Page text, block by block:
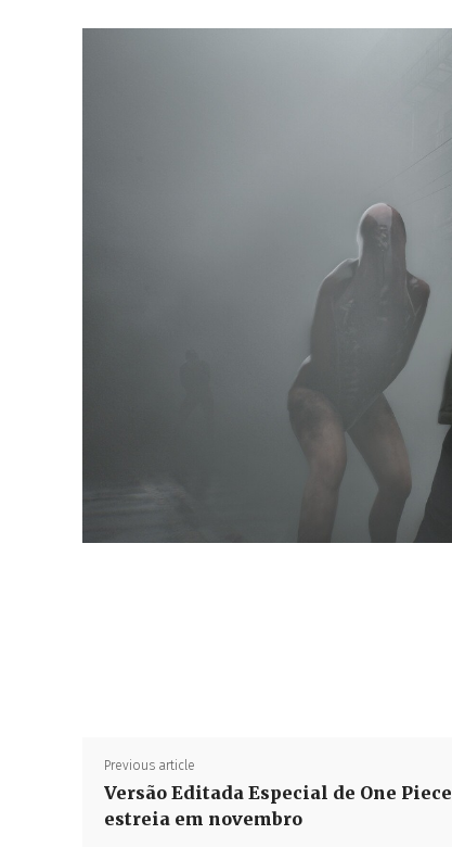
Previous article
Versão Editada Especial de One Piece
estreia em novembro